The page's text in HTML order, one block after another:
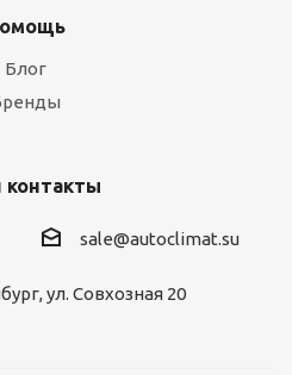
Блог
контакты
sale@autoclimat.su
ул. Совхозная 20